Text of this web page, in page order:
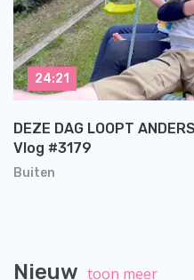
Buiten
DEZE DAG LOOPT
Vlog #3179
24:21
Nieuw toon meer